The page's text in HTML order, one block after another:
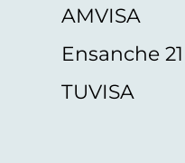
AMVISA
Ensanche
TUVISA